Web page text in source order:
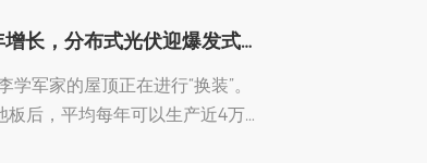
深层次的递进。
​从厂到家，新增装机量逐年增长，分布式光伏迎爆发式增长
军家的屋顶正在进行“换装”。
后，平均每年可以生产近4万